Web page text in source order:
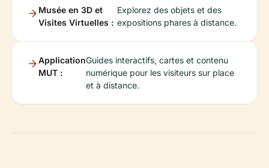
Musée en 3D et
Visites Virtuelles :
Explorez des objets et des
expositions phares à distance.
Application
MUT :
Guides interactifs, cartes et contenu
numérique pour les visiteurs sur place
et à distance.